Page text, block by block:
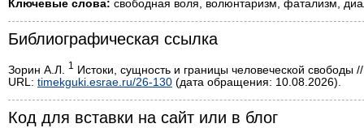
Ключевые слова: свободная воля, волюнтаризм, фатализм,
Библиографическая ссылка
Зорин А.Л. 1
Истоки, сущность и границы человеческой
URL: timekguki.esrae.ru/26-130 (дата обращения: 10.08.2026).
Код для вставки на сайт или в блог